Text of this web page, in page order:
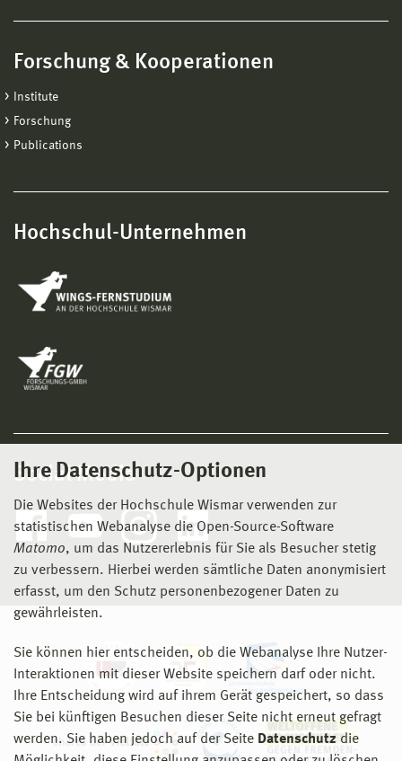
Ihre Datenschutz-Optionen
Die Websites der Hochschule Wismar verwenden zur
statistischen Webanalyse die Open-Source-Software
Matomo, um das Nutzererlebnis für Sie als Besucher stetig
zu verbessern. Hierbei werden sämtliche Daten anonymisiert
erfasst, um den Schutz personenbezogener Daten zu
gewährleisten.
Sie können hier entscheiden, ob die Webanalyse Ihre Nutzer-
Interaktionen mit dieser Website speichern darf oder nicht.
Ihre Entscheidung wird auf ihrem Gerät gespeichert, so dass
Sie bei künftigen Besuchen dieser Seite nicht erneut gefragt
werden. Sie haben jedoch auf der Seite Datenschutz die
Forschung & Kooperationen
Institute
Forschung
Publications
Hochschul-Unternehmen
Social Media